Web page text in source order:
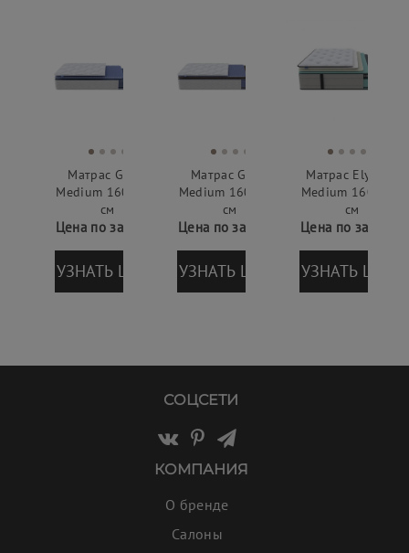
Матрас Grace
Medium 160х200
см
Цена по запросу
УЗНАТЬ ЦЕНУ
Матрас Glory
Medium 160х200
см
Цена по запросу
УЗНАТЬ ЦЕНУ
Матрас Elysium
Medium 160х200
см
Цена по запросу
УЗНАТЬ ЦЕНУ
СОЦСЕТИ
КОМПАНИЯ
О бренде
Салоны